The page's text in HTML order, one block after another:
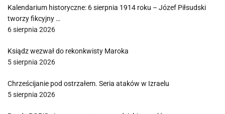
Kalendarium historyczne: 6 sierpnia 1914 roku – Józef Piłsudski
tworzy fikcyjny …
6 sierpnia 2026
Ksiądz wezwał do rekonkwisty Maroka
5 sierpnia 2026
Chrześcijanie pod ostrzałem. Seria ataków w Izraelu
5 sierpnia 2026